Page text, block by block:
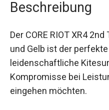
Beschreibung
Der CORE RIOT XR4
und Gelb ist der
leidenschaftliche
Kompromisse bei
eingehen möchten.